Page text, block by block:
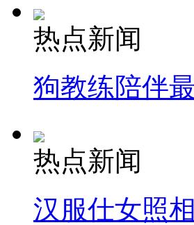
热点新闻
狗教练陪伴
热点新闻
汉服仕女照